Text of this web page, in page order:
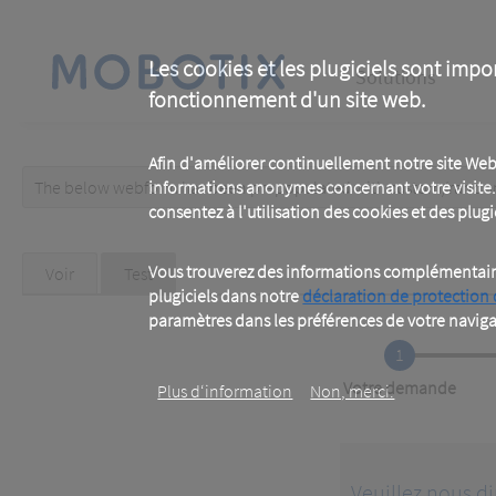
Les cookies et les plugiciels sont
fonctionnement d'un site web.
Afin d'améliorer continuellement notre site Web
informations anonymes concernant votre
consentez à l'utilisation des cookies et des
Vous trouverez des informations
plugiciels dans notre déclaration de protection
paramètres dans les préférences de votre
Plus d‘information Non, merci.
content
Main
navigation
Solutions
Warning
message
The below webform has been prepopulated with custom/
Primary
Voir Test(active
tab)
1
Current
Votre demande